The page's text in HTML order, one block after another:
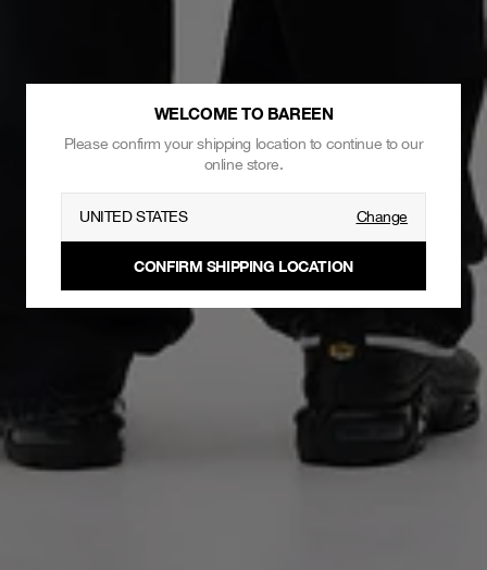
WELCOME TO BAREEN
Please confirm your shipping location to continue to our
online store.
UNITED STATES Change
CONFIRM SHIPPING LOCATION